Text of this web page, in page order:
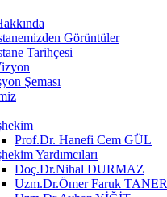
Görüntüler
Tarihçesi
Şeması
Prof.Dr. Hanefi Cem GÜL
Yardımcıları
Doç.Dr.Nihal DURMAZ
Uzm.Dr.Ömer Faruk TANER